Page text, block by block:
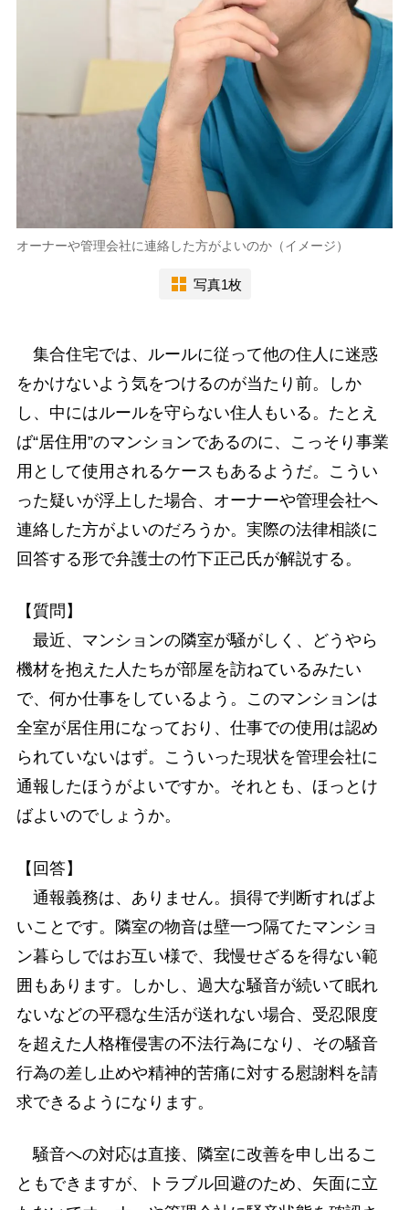
オーナーや管理会社に連絡した方がよいのか（イメージ）
写真1枚
集合住宅では、ルールに従って他の住人に迷惑
をかけないよう気をつけるのが当たり前。しか
し、中にはルールを守らない住人もいる。たとえ
ば“居住用”のマンションであるのに、こっそり事業
用として使用されるケースもあるようだ。こうい
った疑いが浮上した場合、オーナーや管理会社へ
連絡した方がよいのだろうか。実際の法律相談に
回答する形で弁護士の竹下正己氏が解説する。
【質問】
最近、マンションの隣室が騒がしく、どうやら
機材を抱えた人たちが部屋を訪ねているみたい
で、何か仕事をしているよう。このマンションは
全室が居住用になっており、仕事での使用は認め
られていないはず。こういった現状を管理会社に
通報したほうがよいですか。それとも、ほっとけ
ばよいのでしょうか。
【回答】
通報義務は、ありません。損得で判断すればよ
いことです。隣室の物音は壁一つ隔てたマンショ
ン暮らしではお互い様で、我慢せざるを得ない範
囲もあります。しかし、過大な騒音が続いて眠れ
ないなどの平穏な生活が送れない場合、受忍限度
を超えた人格権侵害の不法行為になり、その騒音
行為の差し止めや精神的苦痛に対する慰謝料を請
求できるようになります。
騒音への対応は直接、隣室に改善を申し出るこ
ともできますが、トラブル回避のため、矢面に立